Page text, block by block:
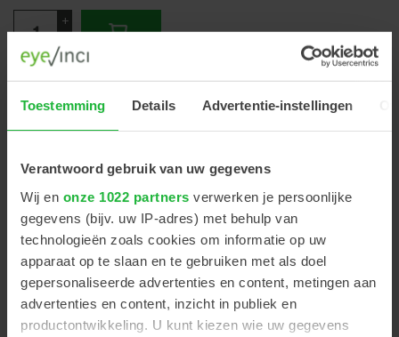
Toestemming Details Advertentie-instellingen
Verantwoord gebruik van uw gegevens
Wij en onze 1022 partners verwerken je persoonlijke
gegevens (bijv. uw IP-adres) met behulp van
technologieën zoals cookies om informatie op uw
apparaat op te slaan en te gebruiken met als doel
gepersonaliseerde advertenties en content, metingen aan
advertenties en content, inzicht in publiek en
productontwikkeling. U kunt kiezen wie uw gegevens
+
Afkniptang hardmetaal
PRODUCT OMSCHRIJVING
Een snijtang met een lange levensduur, gemaakt van
gehard metaal. Deze tool heeft een klassiek
hoogwaardig ontwerp en is perfect vervaardigd uit het